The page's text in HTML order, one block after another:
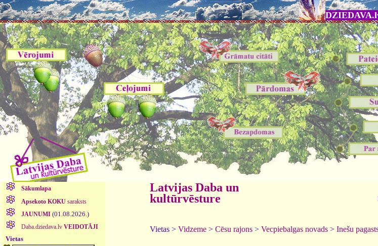
Sākumlapa
Apsekoto KOKUsaraksts
JAUNUMI (01.08.2026.)
Daba.dziedava.lv VEIDOTĀJI
Vietas
Latvijas Daba un
kultūrvēsture
Vietas > Vidzeme > Cēsu rajons > Vecpiebalgas novads > Inešu